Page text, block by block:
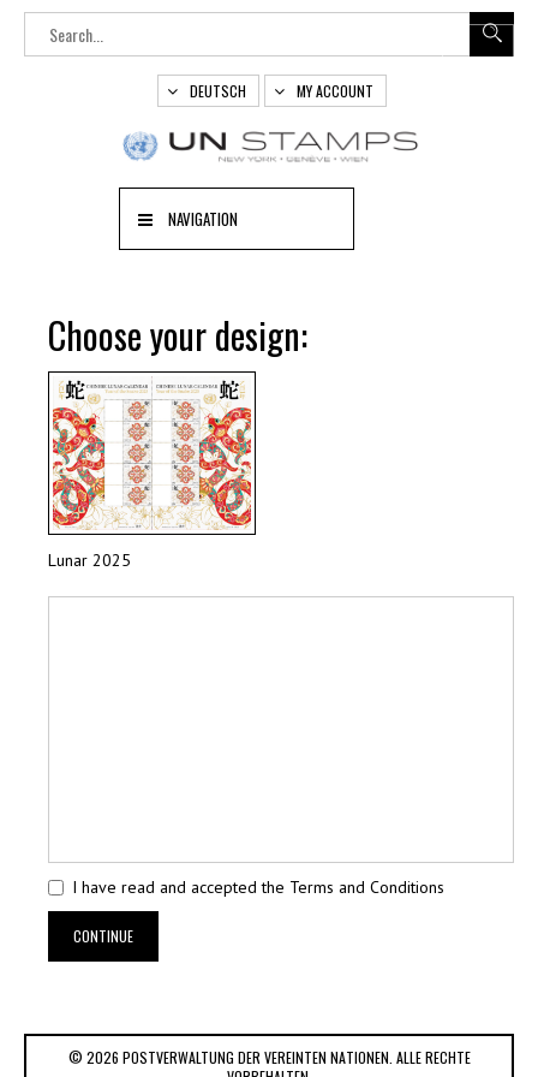
DEUTSCH MY ACCOUNT
NAVIGATION
Choose your design:
Lunar 2025
I have read and accepted the Terms and Conditions
CONTINUE
© 2026 POSTVERWALTUNG DER VEREINTEN NATIONEN. ALLE RECHTE